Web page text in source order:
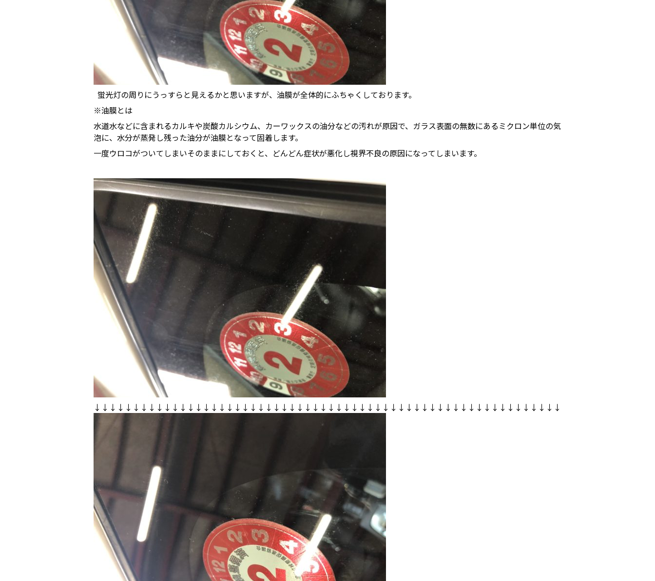
蛍光灯の周りにうっすらと見えるかと思いますが、油膜が全体的にふちゃくしております。
※油膜とは
水道水などに含まれるカルキや炭酸カルシウム、カーワックスの油分などの汚れが原因で、ガラス表面の無数にあるミクロン単位の気
泡に、水分が蒸発し残った油分が油膜となって固着します。
一度ウロコがついてしまいそのままにしておくと、どんどん症状が悪化し視界不良の原因になってしまいます。